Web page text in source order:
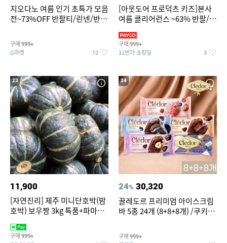
지오다노 여름 인기 초특가 모음
전~73%OFF 반팔티/린넨/반바
구매 999+
G마켓 12
[아웃도어 프로덕츠 키즈]본사
여름 클리어런스 ~63% 반팔/반
구매 999+
11번가 쇼킹딜 3
23
11,900
[자연진리] 제주 미니단호박(밤
호박) 보우짱 3kg 특품+파마산
구매 999+
24
24% 30,320
끌레도르 프리미엄 아이스크림
바 5종 24개 (8+8+8개) /쿠키앤
구매 999+